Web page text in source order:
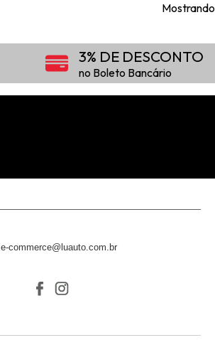
Mostrando
3% DE DESCONTO
no Boleto Bancário
e-commerce@luauto.com.br